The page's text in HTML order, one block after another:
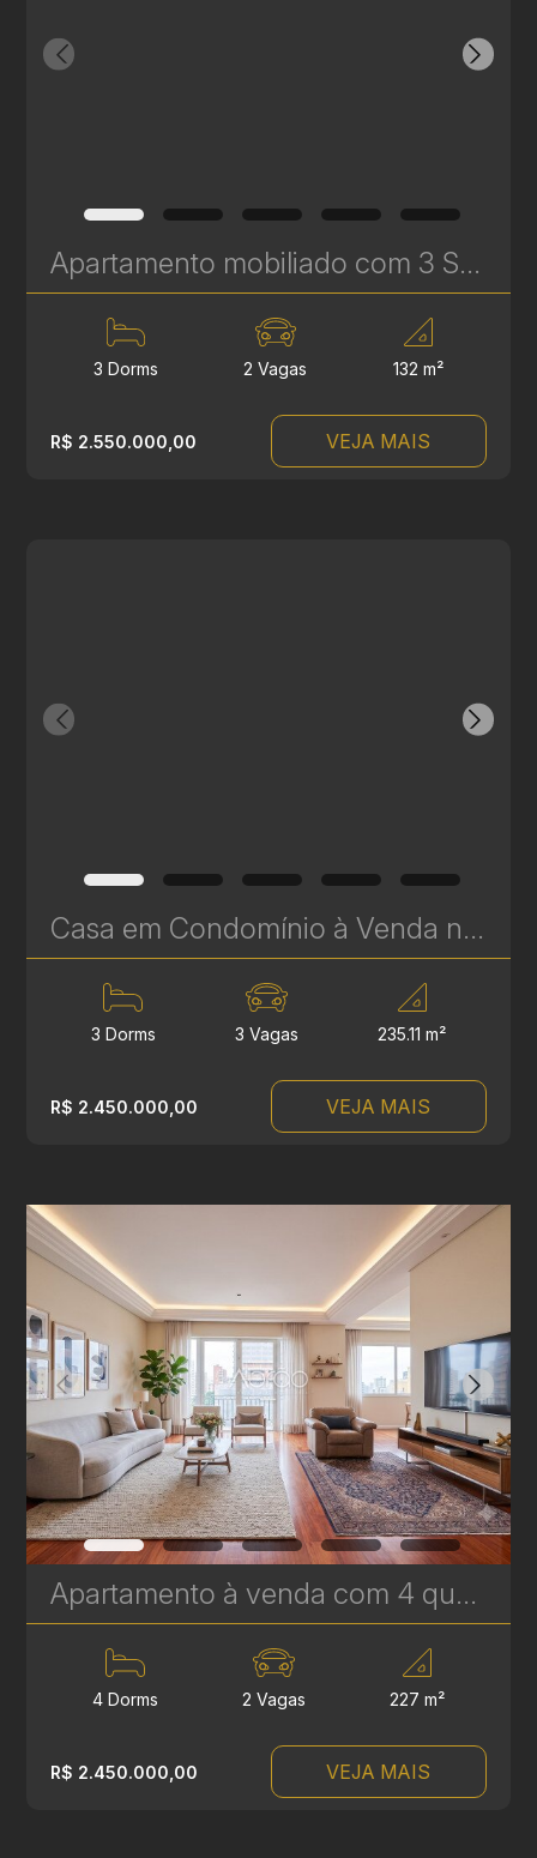
Apartamento mobiliado com 3 Suítes para venda no Artsy - 2 vagas de garagem - Batel | Ref. 1795
3 Dorms 2 Vagas 132 m²
R$ 2.550.000,00 VEJA MAIS
Casa em Condomínio à Venda no Vista Alegre – 3 Suítes | 235 m² | Próximo ao Parque Tingui | Ref. 582
3 Dorms 3 Vagas 235.11 m²
R$ 2.450.000,00 VEJA MAIS
Apartamento à venda com 4 quartos, sendo 2 suítes no Batel - 227 m² - Edifício Lucyr Pasini | Ref. 1792
4 Dorms 2 Vagas 227 m²
R$ 2.450.000,00 VEJA MAIS